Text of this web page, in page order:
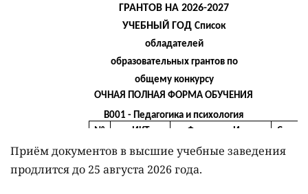
Приём документов в высшие учебные заведения
продлится до 25 августа 2026 года.